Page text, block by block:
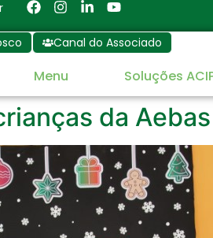
Canal do Associado
Menu Soluções
da